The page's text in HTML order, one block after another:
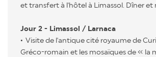
et transfert à l'hôtel à Limassol. Dîner et
Jour 2 - Limassol / Larnaca
Visite de l'antique cité royaume de
Gréco-romain et les mosaïques de « la